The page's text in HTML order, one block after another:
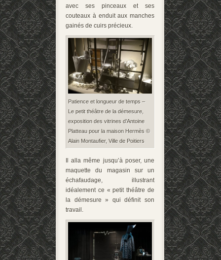
avec ses pinceaux et ses
couteaux à enduit aux manches
gainés de cuirs précieux.
Patience et longueur de temps –
Le petit théâtre de la démesure,
exposition des vitrines d’Antoine
Platteau pour la maison Hermès ©
Alain Montaufier, Ville de Poitiers
Il alla même jusqu’à poser, une
maquette du magasin sur un
échafaudage, illustrant
idéalement ce « petit théâtre de
la démesure » qui définit son
travail.